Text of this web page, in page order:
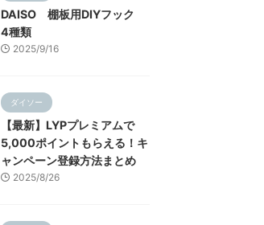
DAISO 棚板用DIYフック
4種類
2025/9/16
ダイソー
【最新】LYPプレミアムで
5,000ポイントもらえる！キ
ャンペーン登録方法まとめ
2025/8/26